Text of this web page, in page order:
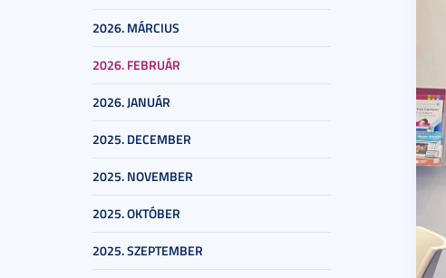
2026. MÁRCIUS
2026. FEBRUÁR
2026. JANUÁR
2025. DECEMBER
2025. NOVEMBER
2025. OKTÓBER
2025. SZEPTEMBER